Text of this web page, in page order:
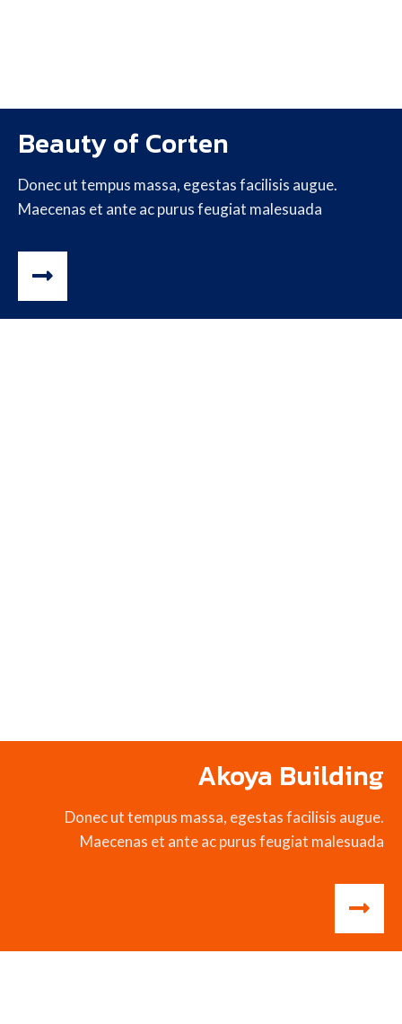
Beauty of Corten
Donec ut tempus massa, egestas facilisis augue.
Maecenas et ante ac purus feugiat malesuada
Akoya Building
Donec ut tempus massa, egestas facilisis augue.
Maecenas et ante ac purus feugiat malesuada